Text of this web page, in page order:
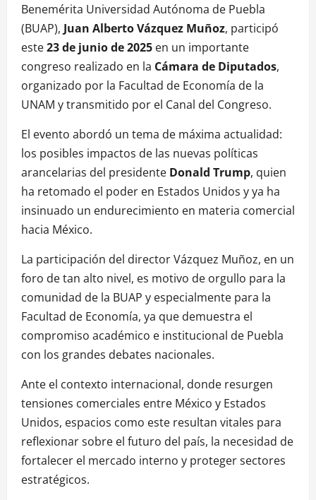
Benemérita Universidad Autónoma de Puebla
(BUAP), Juan Alberto Vázquez Muñoz, participó
este23 de junio de 2025 en un importante
congreso realizado en la Cámara de Diputados,
organizado por la Facultad de Economía de la
UNAM y transmitido por el Canal del Congreso.
El evento abordó un tema de máxima actualidad:
los posibles impactos de las nuevas políticas
arancelarias del presidente Donald Trump, quien
ha retomado el poder en Estados Unidos y ya ha
insinuado un endurecimiento en materia comercial
hacia México.
La participación del director Vázquez Muñoz, en un
foro de tan alto nivel, es motivo de orgullo para la
comunidad de la BUAP y especialmente para la
Facultad de Economía, ya que demuestra el
compromiso académico e institucional de Puebla
con los grandes debates nacionales.
Ante el contexto internacional, donde resurgen
tensiones comerciales entre México y Estados
Unidos, espacios como este resultan vitales para
reflexionar sobre el futuro del país, la necesidad de
fortalecer el mercado interno y proteger sectores
estratégicos.